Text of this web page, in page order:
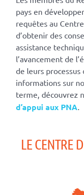
pays en
requêtes au
d’obtenir des
assistance
l’avancement de
de leurs
informations sur
terme, découvrez
d’appui aux PNA.
LE CENTRE